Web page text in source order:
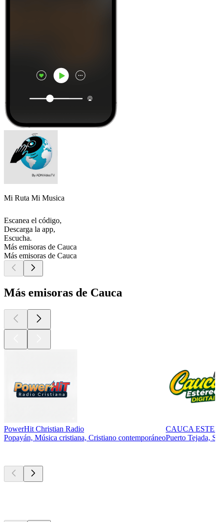
Mi Ruta Mi Musica
Escanea el código,
Descarga la app,
Escucha.
Más emisoras de Cauca
Más emisoras de Cauca
Más emisoras de Cauca
PowerHit Christian Radio
Popayán, Música cristiana, Cristiano contemporáneo
CAUCA
Puerto Tejada,